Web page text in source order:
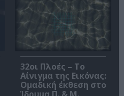
32οι Πλοές – Το
Αίνιγμα της Εικόνας:
Ομαδική έκθεση στο